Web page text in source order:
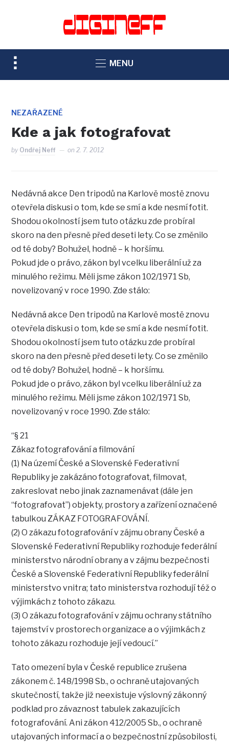
TOGGLE
SIDEBAR
NAVIGATION
MENU
NEZAŘAZENÉ
Kde a jak fotografovat
by Ondřej Neff on2. 7. 2012
Nedávná akce Den tripodů na Karlově mostě znovu
otevřela diskusi o tom, kde se smí a kde nesmí fotit.
Shodou okolností jsem tuto otázku zde probíral
skoro na den přesně před deseti lety. Co se změnilo
od té doby? Bohužel, hodně – k horšímu.
Pokud jde o právo, zákon byl vcelku liberální už za
minulého režimu. Měli jsme zákon 102/1971 Sb,
novelizovaný v roce 1990. Zde stálo:
Nedávná akce Den tripodů na Karlově mostě znovu
otevřela diskusi o tom, kde se smí a kde nesmí fotit.
Shodou okolností jsem tuto otázku zde probíral
skoro na den přesně před deseti lety. Co se změnilo
od té doby? Bohužel, hodně – k horšímu.
Pokud jde o právo, zákon byl vcelku liberální už za
minulého režimu. Měli jsme zákon 102/1971 Sb,
novelizovaný v roce 1990. Zde stálo:
“§ 21
Zákaz fotografování a filmování
(1) Na území České a Slovenské Federativní
Republiky je zakázáno fotografovat, filmovat,
zakreslovat nebo jinak zaznamenávat (dále jen
“fotografovat”) objekty, prostory a zařízení označené
tabulkou ZÁKAZ FOTOGRAFOVÁNÍ.
(2) O zákazu fotografování v zájmu obrany České a
Slovenské Federativní Republiky rozhoduje federální
ministerstvo národní obrany a v zájmu bezpečnosti
České a Slovenské Federativní Republiky federální
ministerstvo vnitra; tato ministerstva rozhodují též o
výjimkách z tohoto zákazu.
(3) O zákazu fotografování v zájmu ochrany státního
tajemství v prostorech organizace a o výjimkách z
tohoto zákazu rozhoduje její vedoucí.”
Tato omezení byla v České republice zrušena
zákonem č. 148/1998 Sb., o ochraně utajovaných
skutečností, takže již neexistuje výslovný zákonný
podklad pro závaznost tabulek zakazujících
fotografování. Ani zákon 412/2005 Sb., o ochraně
utajovaných informací a o bezpečnostní způsobilosti,